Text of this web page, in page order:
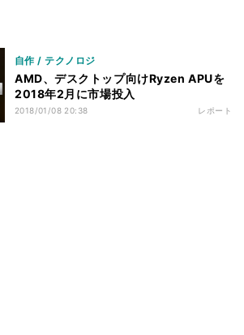
自作 / テクノロジ
AMD、デスクトップ向けRyzen APUを
2018年2月に市場投入
2018/01/08 20:38 レポート